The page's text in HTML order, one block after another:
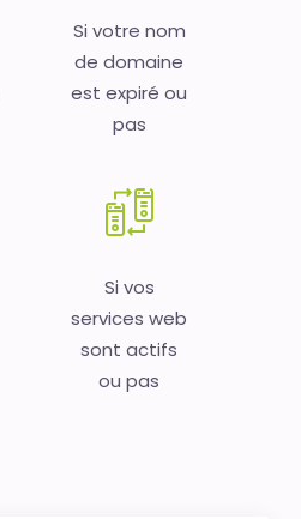
Si votre nom
de domaine
est expiré ou
pas
Si vos
services web
sont actifs
ou pas